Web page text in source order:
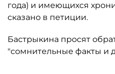
года) и имеющихся
сказано в петиции.
Бастрыкина просят
"сомнительные факты и